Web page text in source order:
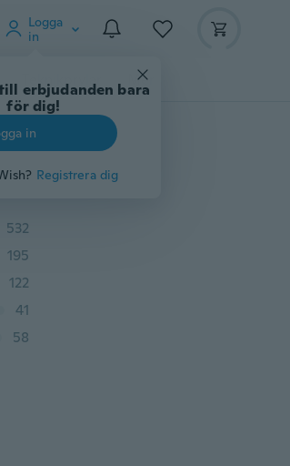
Logga
in
erbjudanden bara
för dig!
in
Registrera dig
Teknikprylar Mer
532
195
122
41
58